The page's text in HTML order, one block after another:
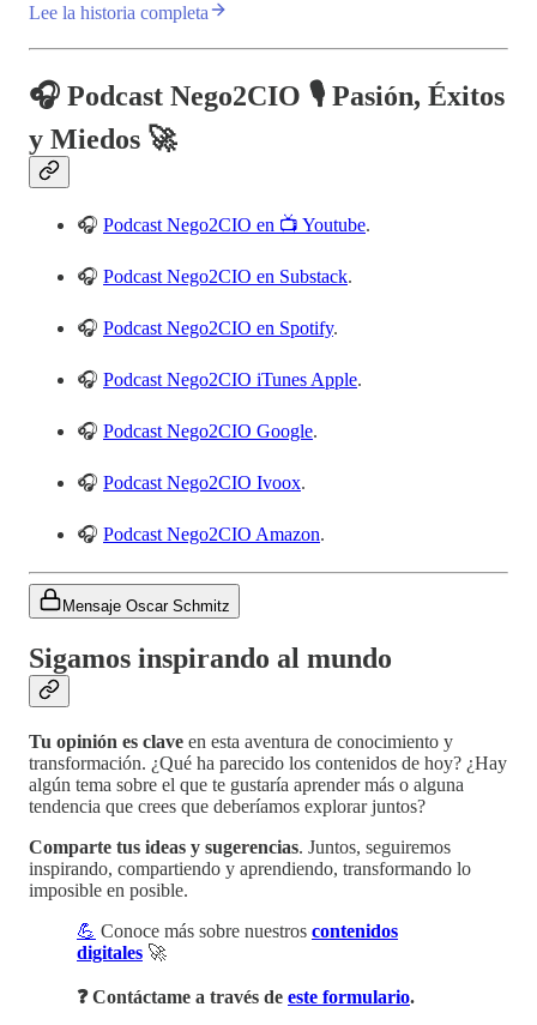
Lee la historia completa
🎧 Podcast Nego2CIO 🎙️ Pasión, Éxitos
y Miedos 🚀
🎧 Podcast Nego2CIO en 📺 Youtube.
🎧 Podcast Nego2CIO en Substack.
🎧 Podcast Nego2CIO en Spotify.
🎧 Podcast Nego2CIO iTunes Apple.
🎧 Podcast Nego2CIO Google.
🎧 Podcast Nego2CIO Ivoox.
🎧 Podcast Nego2CIO Amazon.
Mensaje Oscar Schmitz
Sigamos inspirando al mundo
Tu opinión es clave en esta aventura de conocimiento y
transformación. ¿Qué ha parecido los contenidos de hoy? ¿Hay
algún tema sobre el que te gustaría aprender más o alguna
tendencia que crees que deberíamos explorar juntos?
Comparte tus ideas y sugerencias. Juntos, seguiremos
inspirando, compartiendo y aprendiendo, transformando lo
imposible en posible.
💪 Conoce más sobre nuestros contenidos
digitales 🚀
❓ Contáctame a través de este formulario.